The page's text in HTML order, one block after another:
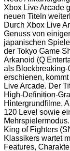
Xbox Live Arcade
neuen Titeln
Durch Xbox Live
Genuss von
japanischen
der Tokyo Game
Arkanoid (Q
als Blockbreaking-
erschienen,
Live Arcade. Der
High-Definition-
Hintergrundfilme.
120 Level sowie
Mehrspielermodus.
King of Fighters
Klassikers wartet
Features,